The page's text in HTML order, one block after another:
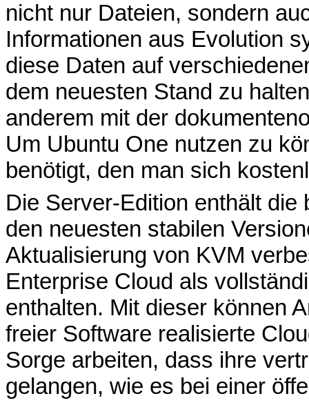
nicht nur Dateien, sondern
Informationen aus Evolution
diese Daten auf
dem neuesten Stand zu
anderem mit der
Um Ubuntu One nutzen zu
benötigt, den man sich
Die Server-Edition enthält
den neuesten stabilen
Aktualisierung von KVM
Enterprise Cloud als
enthalten. Mit dieser können
freier Software realisierte
Sorge arbeiten, dass ihre
gelangen, wie es bei einer